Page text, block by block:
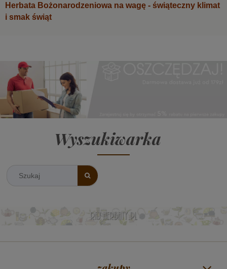
Herbata Bożonarodzeniowa na wagę - świąteczny klimat
i smak świąt
Wyszukiwarka